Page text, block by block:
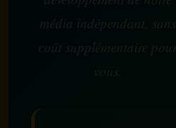
média indépendant, sans
coût supplémentaire pour
vous.